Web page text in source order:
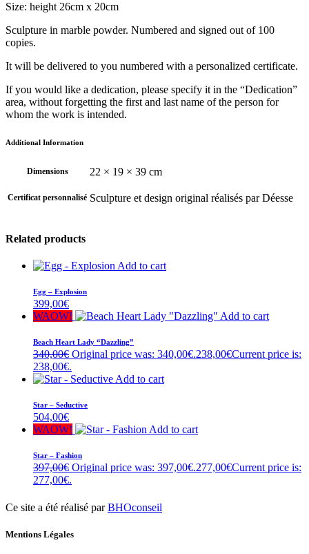
Size: height 26cm x 20cm
Sculpture in marble powder. Numbered and signed out of 100
copies.
It will be delivered to you numbered with a personalized certificate.
If you would like a dedication, please specify it in the “Dedication”
area, without forgetting the first and last name of the person for
whom the work is intended.
Additional Information
Dimensions 22 × 19 × 39 cm
Certificat personnalisé Sculpture et design original réalisés par Déesse
Related products
Add to cart
Egg – Explosion
399,00€
WAOW!
Add to cart
Beach Heart Lady “Dazzling”
340,00€ Original price was: 340,00€.238,00€Current price is:
238,00€.
Add to cart
Star – Seductive
504,00€
WAOW!
Add to cart
Star – Fashion
397,00€ Original price was: 397,00€.277,00€Current price is:
277,00€.
Ce site a été réalisé parBHOconseil
Mentions Légales